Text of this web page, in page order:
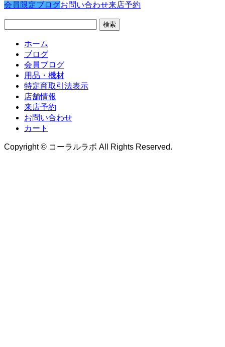
会員限定ブログお問い合わせ来店予約
ホーム
ブログ
会員ブログ
用品・機材
特定商取引法表示
店舗情報
来店予約
お問い合わせ
カート
Copyright © コーラルラボ All Rights Reserved.